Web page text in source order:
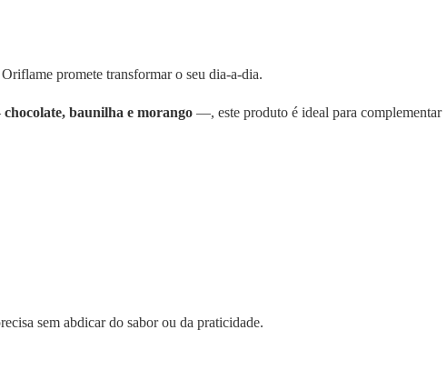
promete transformar o seu dia-a-dia.
chocolate, baunilha e morango —, este produto é ideal para complementar
sem abdicar do sabor ou da praticidade.